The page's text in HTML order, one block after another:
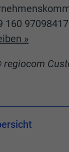
160 97098417
»